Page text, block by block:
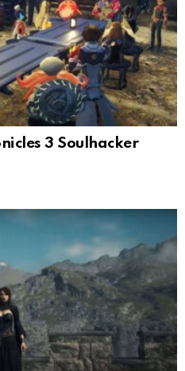
3 Soulhacker